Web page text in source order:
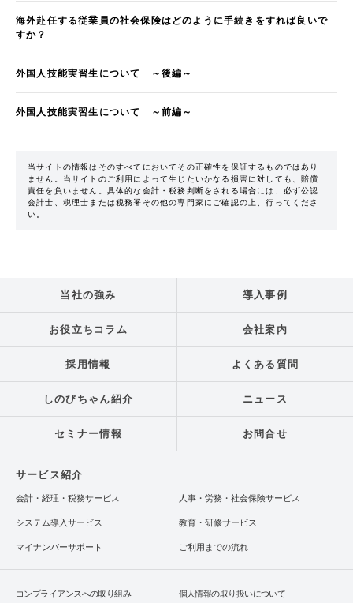
海外赴任する従業員の社会保険はどのように手続きをすれば良いで
すか？
外国人技能実習生について ～後編～
外国人技能実習生について ～前編～
当サイトの情報はそのすべてにおいてその正確性を保証するものではあり
ません。当サイトのご利用によって生じたいかなる損害に対しても、賠償
責任を負いません。具体的な会計・税務判断をされる場合には、必ず公認
会計士、税理士または税務署その他の専門家にご確認の上、行ってくださ
い。
当社の強み 導入事例
お役立ちコラム 会社案内
採用情報 よくある質問
しのびちゃん紹介 ニュース
セミナー情報 お問合せ
サービス紹介
会計・経理・税務サービス 人事・労務・社会保険サービス
システム導入サービス 教育・研修サービス
マイナンバーサポート ご利用までの流れ
コンプライアンスへの取り組み 個人情報の取り扱いについて